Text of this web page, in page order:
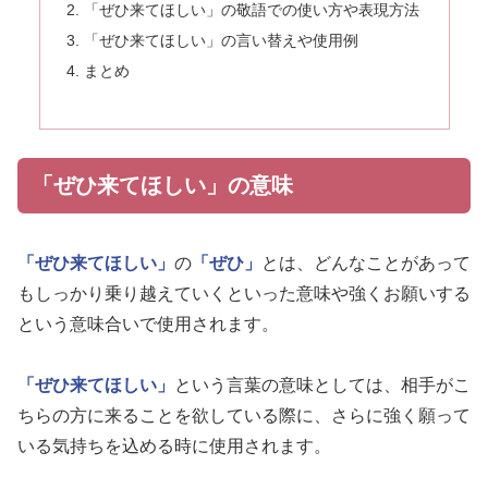
「ぜひ来てほしい」の敬語での使い方や表現方法
「ぜひ来てほしい」の言い替えや使用例
まとめ
「ぜひ来てほしい」の意味
「ぜひ来てほしい」 の 「ぜひ」
とは、どんなことがあって
もしっかり乗り越えていくといった意味や強くお願いする
という意味合いで使用されます。
「ぜひ来てほしい」
という言葉の意味としては、相手がこ
ちらの方に来ることを欲している際に、さらに強く願って
いる気持ちを込める時に使用されます。